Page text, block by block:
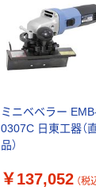
ミニベベラー
0307C 日東工器（
品）
￥137,052 （税